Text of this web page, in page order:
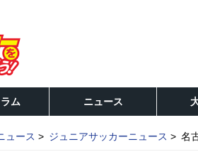
ム ニュース
ュース ジュニアサッカーニュース 名